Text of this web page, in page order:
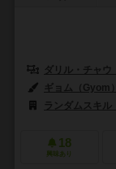
ダリル・チャウ
ギョム（Gyom）
ランダムスキ
18
興味あり